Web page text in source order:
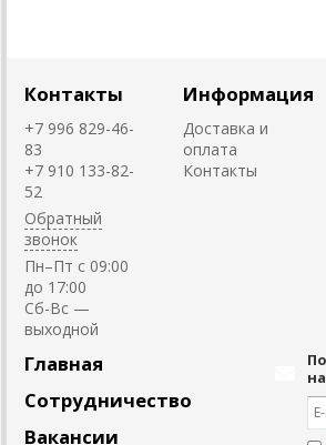
Контакты
+7 996 829-46-
83
+7 910 133-82-
52
Обратный
звонок
Пн–Пт с 09:00
до 17:00
Cб-Вс —
выходной
Информация
Доставка и
оплата
Контакты
Главная
Сотрудничество
Вакансии